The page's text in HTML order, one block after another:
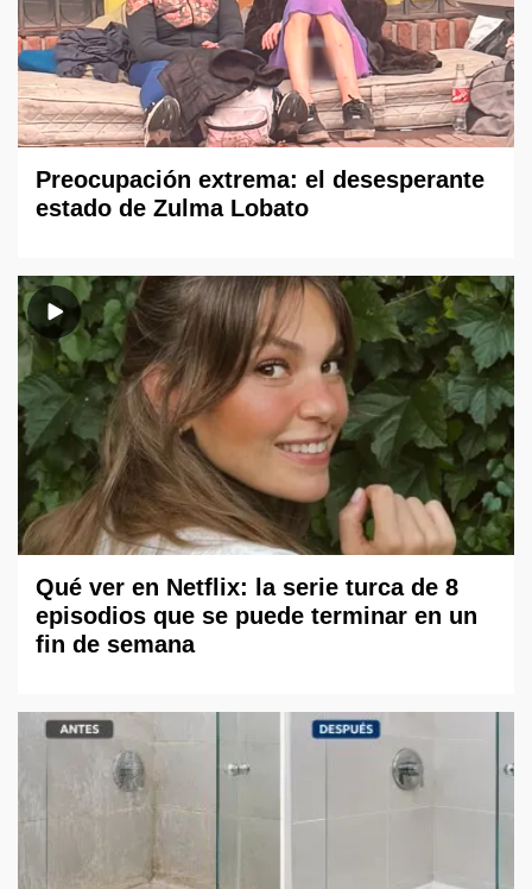
Preocupación extrema: el desesperante
estado de Zulma Lobato
Qué ver en Netflix: la serie turca de 8
episodios que se puede terminar en un
fin de semana